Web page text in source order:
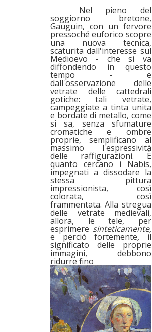
Nel pieno del
soggiorno bretone,
Gauguin, con un fervore
pressoché euforico scopre
una nuova tecnica,
scaturita dall'interesse sul
Medioevo - che si va
diffondendo in questo
tempo - e
dall'osservazione delle
vetrate delle cattedrali
gotiche: tali vetrate,
campeggiate a tinta unita
e bordate di metallo, come
si sa, senza sfumature
cromatiche e ombre
proprie, semplificano al
massimo l'espressività
delle raffigurazioni. È
quanto cercano i Nabis,
impegnati a dissodare la
stessa pittura
impressionista, così
colorata, così
frammentata. Alla stregua
delle vetrate medievali,
allora, le tele, per
esprimere sinteticamente,
e perciò fortemente, il
significato delle proprie
immagini, debbono
ridurre fino